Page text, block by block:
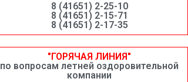
8 (41651) 2-25-10
8 (41651) 2-15-71
8 (41651) 2-17-35
"ГОРЯЧАЯ ЛИНИЯ"
по вопросам летней оздоровительной
компании